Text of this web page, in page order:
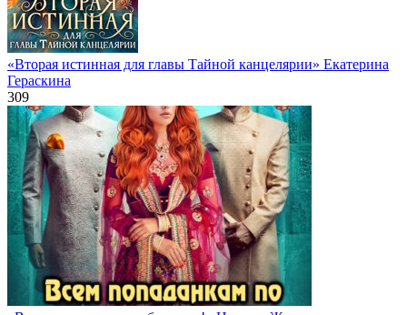
«Вторая истинная для главы Тайной канцелярии» Екатерина
Гераскина
309